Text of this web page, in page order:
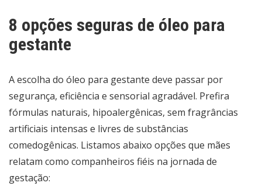
8 opções seguras de óleo para
gestante
A escolha do óleo para gestante deve passar por
segurança, eficiência e sensorial agradável. Prefira
fórmulas naturais, hipoalergênicas, sem fragrâncias
artificiais intensas e livres de substâncias
comedogênicas. Listamos abaixo opções que mães
relatam como companheiros fiéis na jornada de
gestação: